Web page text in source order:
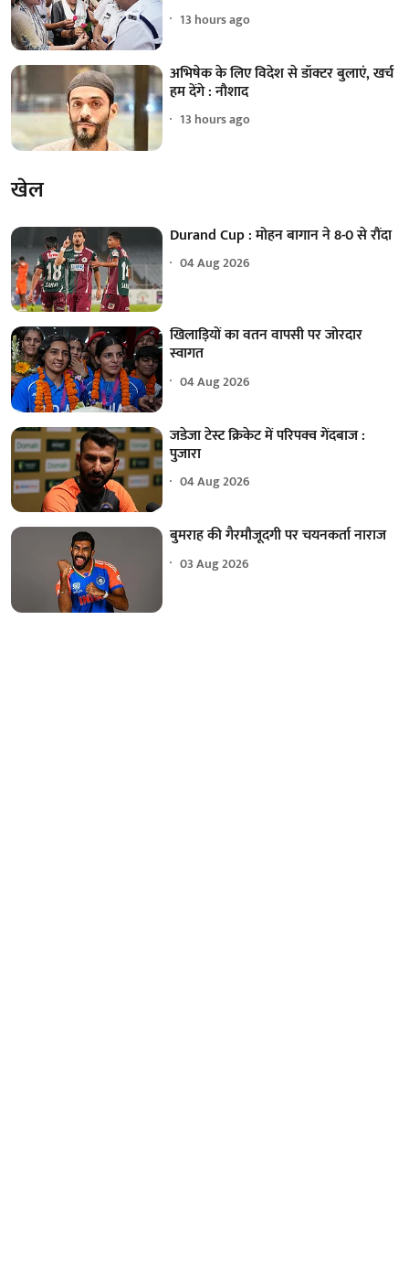
13 hours ago
अभिषेक के लिए विदेश से डॉक्टर बुलाएं, खर्च
हम देंगे : नौशाद
13 hours ago
खेल
Durand Cup : मोहन बागान ने 8-0 से रौंदा
04 Aug 2026
खिलाड़ियों का वतन वापसी पर जोरदार
स्वागत
04 Aug 2026
जडेजा टेस्ट क्रिकेट में परिपक्व गेंदबाज :
पुजारा
04 Aug 2026
बुमराह की गैरमौजूदगी पर चयनकर्ता नाराज
03 Aug 2026